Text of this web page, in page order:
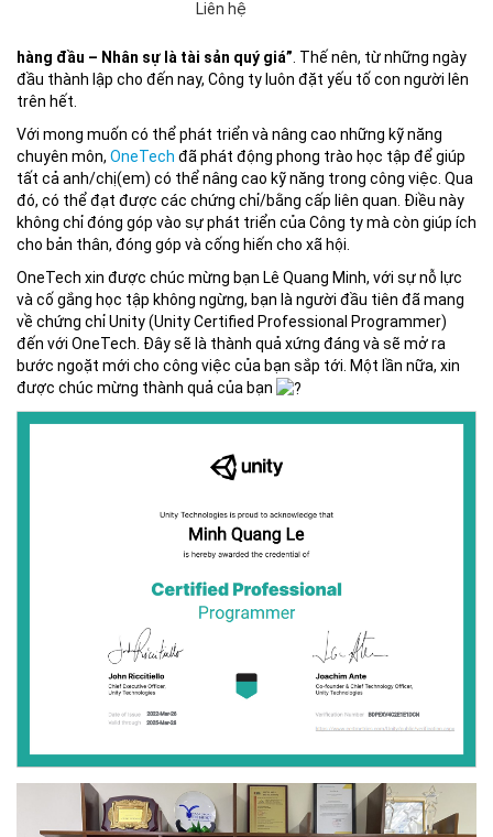
Liên hệ
hàng đầu – Nhân sự là tài sản quý giá” . Thế nên, từ những ngày
đầu thành lập cho đến nay, Công ty luôn đặt yếu tố con người lên
trên hết.
Với mong muốn có thể phát triển và nâng cao những kỹ năng
chuyên môn, OneTech đã phát động phong trào học tập để giúp
tất cả anh/chị(em) có thể nâng cao kỹ năng trong công việc. Qua
đó, có thể đạt được các chứng chỉ/bằng cấp liên quan. Điều này
không chỉ đóng góp vào sự phát triển của Công ty mà còn giúp ích
cho bản thân, đóng góp và cống hiến cho xã hội.
OneTech xin được chúc mừng bạn Lê Quang Minh, với sự nỗ lực
và cố gắng học tập không ngừng, bạn là người đầu tiên đã mang
về chứng chỉ Unity (Unity Certified Professional Programmer)
đến với OneTech. Đây sẽ là thành quả xứng đáng và sẽ mở ra
bước ngoặt mới cho công việc của bạn sắp tới. Một lần nữa, xin
được chúc mừng thành quả của bạn